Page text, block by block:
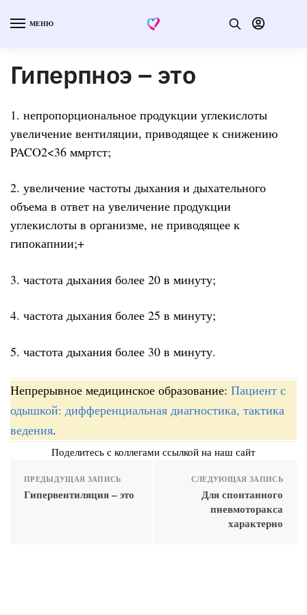
МЕНЮ
Гиперпноэ – это
1. непропорциональное продукции углекислоты
увеличение вентиляции, приводящее к снижению
PACO2<36 ммртст;
2. увеличение частоты дыхания и дыхательного
объема в ответ на увеличение продукции
углекислоты в организме, не приводящее к
гипокапнии;+
3. частота дыхания более 20 в минуту;
4. частота дыхания более 25 в минуту;
5. частота дыхания более 30 в минуту.
Непрерывное медицинское образование: Пациент с
одышкой: дифференциальная диагностика, тактика
ведения.
Поделитесь с коллегами ссылкой на наш сайт
ПРЕДЫДУЩАЯ ЗАПИСЬ
Гипервентиляция – это
СЛЕДУЮЩАЯ ЗАПИСЬ
Для спонтанного
пневмоторакса
характерно